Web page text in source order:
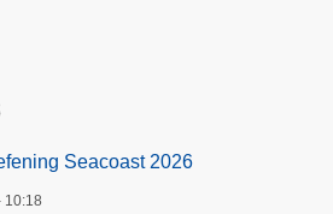
Seacoast 2026
10:18